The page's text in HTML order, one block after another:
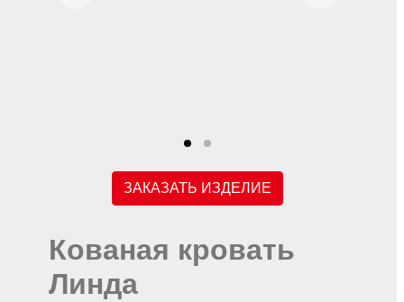
ЗАКАЗАТЬ ИЗДЕЛИЕ
Кованая кровать
Линда